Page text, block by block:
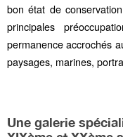
bon état de
principales
permanence accrochés
paysages, marines,
Une galerie